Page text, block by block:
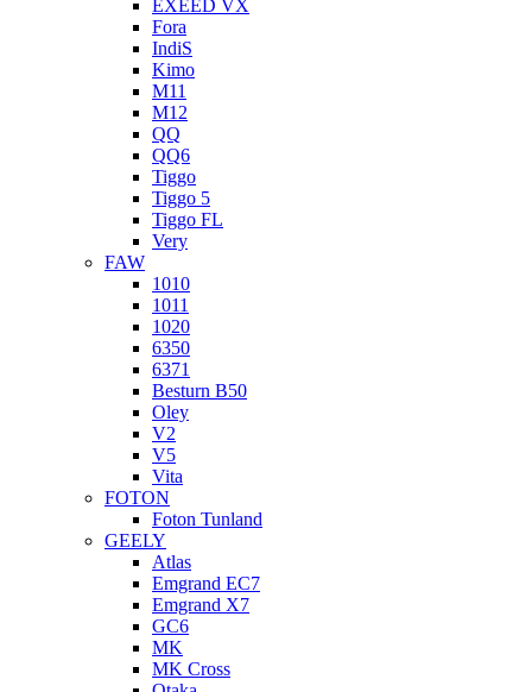
EXEED VX
Fora
IndiS
Kimo
M11
M12
QQ
QQ6
Tiggo
Tiggo 5
Tiggo FL
Very
FAW
1010
1011
1020
6350
6371
Besturn B50
Oley
V2
V5
Vita
FOTON
Foton Tunland
GEELY
Atlas
Emgrand EC7
Emgrand X7
GC6
MK
MK Cross